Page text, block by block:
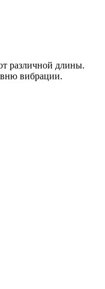
различной длины.
вибрации.